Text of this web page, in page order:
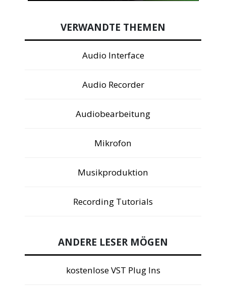
VERWANDTE THEMEN
Audio Interface
Audio Recorder
Audiobearbeitung
Mikrofon
Musikproduktion
Recording Tutorials
ANDERE LESER MÖGEN
kostenlose VST Plug Ins